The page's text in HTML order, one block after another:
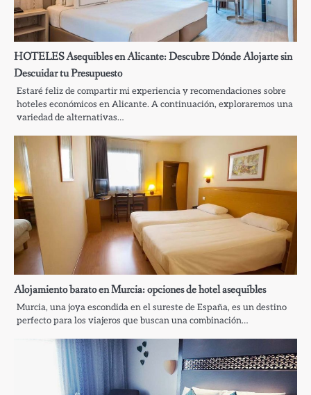
HOTELES Asequibles en Alicante: Descubre Dónde Alojarte sin
Descuidar tu Presupuesto
Estaré feliz de compartir mi experiencia y recomendaciones sobre
hoteles económicos en Alicante. A continuación, exploraremos una
variedad de alternativas…
Alojamiento barato en Murcia: opciones de hotel asequibles
Murcia, una joya escondida en el sureste de España, es un destino
perfecto para los viajeros que buscan una combinación…